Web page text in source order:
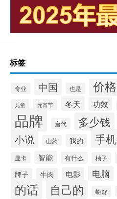
标签
专业 中国 也是 价格
儿童 元宵节 冬天 功效
品牌 唐代 多少钱
小说 山药 我的 手机
显卡 智能 有什么 柚子
牌子 牛肉 电影 电脑
的话 自己的 螃蟹